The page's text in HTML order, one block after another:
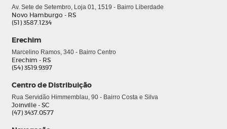
Av. Sete de Setembro, Loja 01, 1519 - Bairro Liberdade
Novo Hamburgo - RS
(51) 3587.1234
Erechim
Marcelino Ramos, 340 - Bairro Centro
Erechim - RS
(54) 3519.9397
Centro de Distribuição
Rua Servidão Himmemblau, 90 - Bairro Costa e Silva
Joinville - SC
(47) 3437.0577